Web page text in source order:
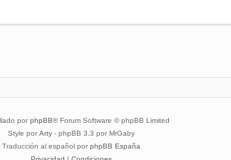
por phpBB® Forum Software © phpBB Limited
Style por Arty - phpBB 3.3 por MrGaby
Traducción al español por phpBB España